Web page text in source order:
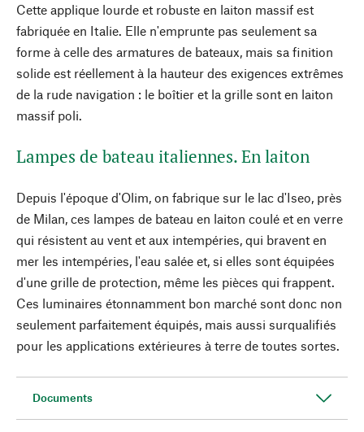
Cette applique lourde et robuste en laiton massif est
fabriquée en Italie. Elle n'emprunte pas seulement sa
forme à celle des armatures de bateaux, mais sa finition
solide est réellement à la hauteur des exigences extrêmes
de la rude navigation : le boîtier et la grille sont en laiton
massif poli.
Lampes de bateau italiennes. En laiton
Depuis l'époque d'Olim, on fabrique sur le lac d'Iseo, près
de Milan, ces lampes de bateau en laiton coulé et en verre
qui résistent au vent et aux intempéries, qui bravent en
mer les intempéries, l'eau salée et, si elles sont équipées
d'une grille de protection, même les pièces qui frappent.
Ces luminaires étonnamment bon marché sont donc non
seulement parfaitement équipés, mais aussi surqualifiés
pour les applications extérieures à terre de toutes sortes.
Documents